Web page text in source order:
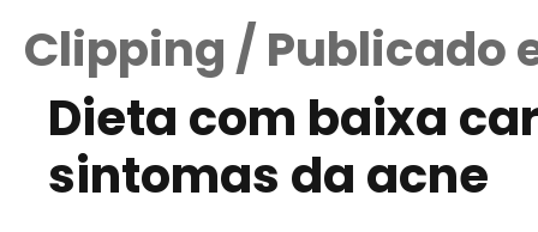
Clipping / Publicado
Dieta com baixa
sintomas da acne